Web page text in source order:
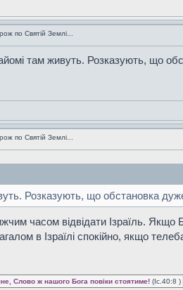
по Святій Землі...
там живуть. Розказують, що
по Святій Землі...
Розказують, що обстановка
часом відвідати Ізраїль. Якщо
в Ізраїлі спокійно, якщо
Слово ж нашого Бога повіки стоятиме! (Іс.40:8 )